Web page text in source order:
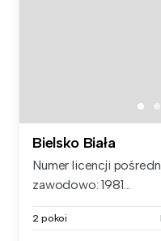
Bielsko Biała
Numer licencji
zawodowo: 1981...
2 pokoi